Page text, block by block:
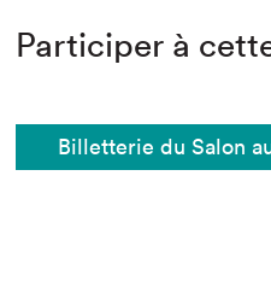
Participer à
Billetterie du Salon